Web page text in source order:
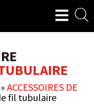
ACCESSOIRES DE
fil tubulaire